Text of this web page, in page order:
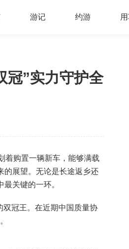
游记 约游
冠”实力守护全
购置一辆新车，能够满载
的展望。无论是长途返乡还
关键的一环。
冠王。在近期中国质量协